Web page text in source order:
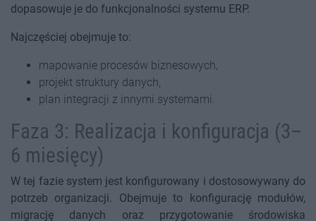
dopasowuje je do funkcjonalności systemu ERP.
Najczęściej obejmuje to:
mapowanie procesów biznesowych,
projekt struktury danych,
plan integracji z innymi systemami.
Faza 3: Realizacja i konfiguracja (3–
6 miesięcy)
W tej fazie system jest konfigurowany i dostosowywany do
potrzeb organizacji. Obejmuje to konfigurację modułów,
migrację danych oraz przygotowanie środowiska